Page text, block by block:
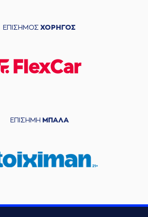
ΕΠΙΣΗΜΟΣ ΧΟΡΗΓΟΣ
ΕΠΙΣΗΜΗ ΜΠΑΛΑ